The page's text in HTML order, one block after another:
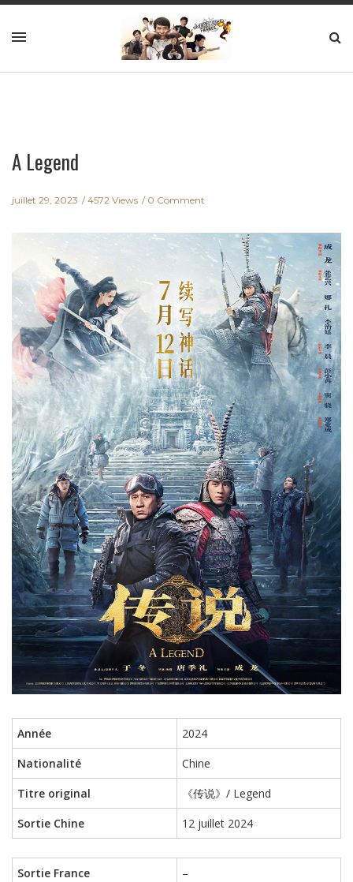
A Legend
juillet 29, 2023 4572 Views 0 Comment
Année
2024
Nationalité
Chine
Titre original
《传说》/ Legend
Sortie Chine
12 juillet 2024
Sortie France
–